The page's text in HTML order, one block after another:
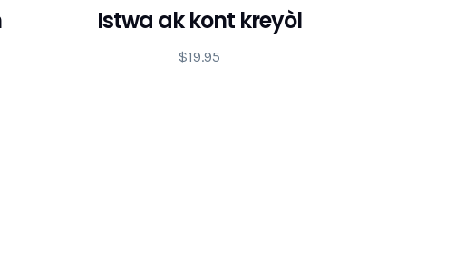
Istwa ak kont kreyòl
$19.95